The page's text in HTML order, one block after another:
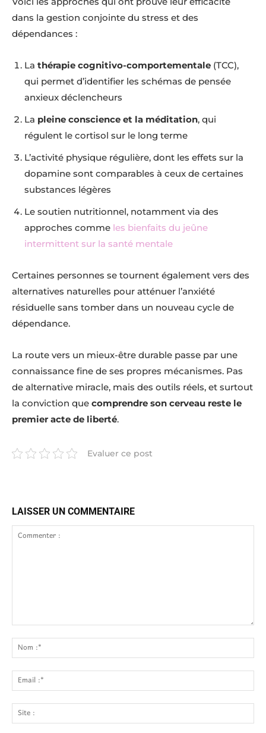
dans la gestion conjointe du stress et des
dépendances :
La thérapie cognitivo-comportementale (TCC),
qui permet d’identifier les schémas de pensée
anxieux déclencheurs
La pleine conscience et la méditation, qui
régulent le cortisol sur le long terme
L’activité physique régulière, dont les effets sur la
dopamine sont comparables à ceux de certaines
substances légères
Le soutien nutritionnel, notamment via des
approches comme les bienfaits du jeûne
intermittent sur la santé mentale
Certaines personnes se tournent également vers des
alternatives naturelles pour atténuer l’anxiété
résiduelle sans tomber dans un nouveau cycle de
dépendance.
La route vers un mieux-être durable passe par une
connaissance fine de ses propres mécanismes. Pas
de alternative miracle, mais des outils réels, et surtout
la conviction que comprendre son cerveau reste le
premier acte de liberté.
Evaluer ce post
LAISSER UN COMMENTAIRE
:
:*
:*
: